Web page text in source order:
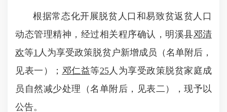
根据常态化开展脱贫人口和易致贫返贫人口
动态管理精神，经过相关程序确认，明溪县邓清
欢等1 人为享受政策脱贫户新增成员（名单附后，
见表一）； 邓仁益等25人为享受政策脱贫家庭成
员自然减少处理（名单附后，见表二），现予以
公告。